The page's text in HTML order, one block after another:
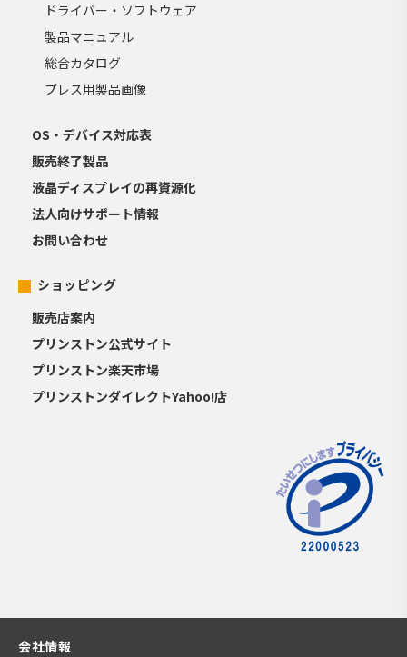
ドライバー・ソフトウェア
製品マニュアル
総合カタログ
プレス用製品画像
OS・デバイス対応表
販売終了製品
液晶ディスプレイの再資源化
法人向けサポート情報
お問い合わせ
ショッピング
販売店案内
プリンストン公式サイト
プリンストン楽天市場
プリンストンダイレクトYahoo!店
会社情報